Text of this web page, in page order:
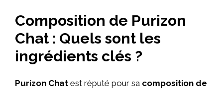
Composition de Purizon
Chat : Quels sont les
ingrédients clés ?
Purizon Chat est réputé pour sa composition de